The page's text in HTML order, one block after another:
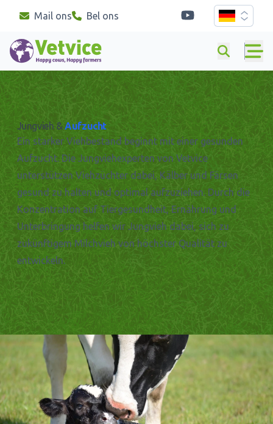
Mail ons Bel ons youtube
Duits
Jungvieh &Aufzucht
Ein starker Viehbestand beginnt mit einer gesunden
Aufzucht. Die Jungviehexperten von Vetvice
unterstützen Viehzüchter dabei, Kälber und Färsen
gesund zu halten und optimal aufzuziehen. Durch die
Konzentration auf Tiergesundheit, Ernährung und
Unterbringung helfen wir Jungvieh dabei, sich zu
zukünftigem Milchvieh von höchster Qualität zu
entwickeln.